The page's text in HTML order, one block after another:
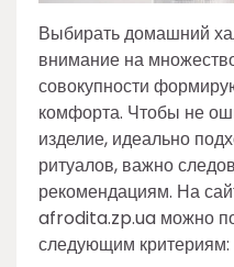
Выбирать домашний
внимание на
совокупности
комфорта. Чтобы не
изделие, идеально
ритуалов, важно
рекомендациям. На
afrodita.zp.ua можно
следующим критериям: